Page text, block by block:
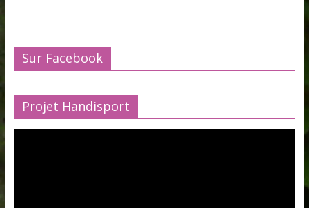
Sur Facebook
Projet Handisport